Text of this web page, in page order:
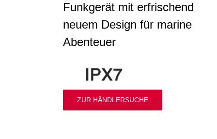
Funkgerät mit erfrischend
neuem Design für marine
Abenteuer
ZUR HÄNDLERSUCHE